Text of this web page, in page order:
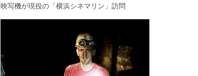
映写機が現役の「横浜シネマリン」訪問